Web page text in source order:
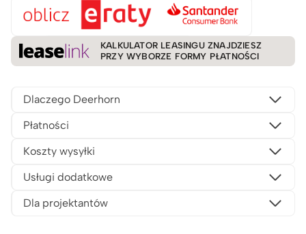
KALKULATOR LEASINGU ZNAJDZIESZ
PRZY WYBORZE FORMY PŁATNOŚCI
Dlaczego Deerhorn
Płatności
Koszty wysyłki
Usługi dodatkowe
Dla projektantów